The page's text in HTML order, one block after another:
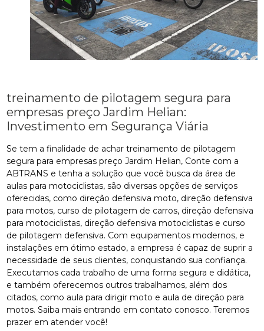
treinamento de pilotagem segura para
empresas preço Jardim Helian:
Investimento em Segurança Viária
Se tem a finalidade de achar treinamento de pilotagem
segura para empresas preço Jardim Helian, Conte com a
ABTRANS e tenha a solução que você busca da área de
aulas para motociclistas, são diversas opções de serviços
oferecidas, como direção defensiva moto, direção defensiva
para motos, curso de pilotagem de carros, direção defensiva
para motociclistas, direção defensiva motociclistas e curso
de pilotagem defensiva. Com equipamentos modernos, e
instalações em ótimo estado, a empresa é capaz de suprir a
necessidade de seus clientes, conquistando sua confiança.
Executamos cada trabalho de uma forma segura e didática,
e também oferecemos outros trabalhamos, além dos
citados, como aula para dirigir moto e aula de direção para
motos. Saiba mais entrando em contato conosco. Teremos
prazer em atender você!